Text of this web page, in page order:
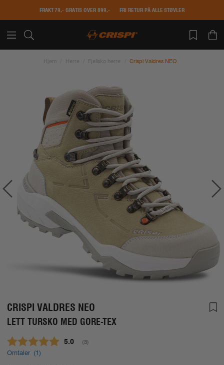
FRAKT 79,- GRATIS OVER 899,- FRI RETUR PÅ ALLE STØVLER
Hjem Herre Fjellsko herre Crispi Valdres NEO
CRISPI VALDRES NEO
LETT TURSKO MED GORE-TEX
Gjennomsnittskarakter:
5.0 (stemmer:
3)
Omtaler (1)